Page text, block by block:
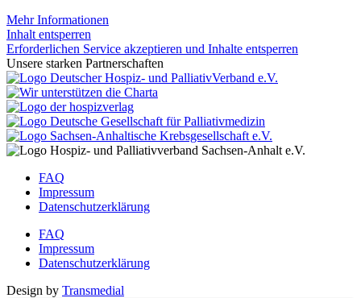
Mehr Informationen
Inhalt entsperren
Erforderlichen Service akzeptieren und Inhalte entsperren
Unsere starken Partnerschaften
FAQ
Impressum
Datenschutzerklärung
FAQ
Impressum
Datenschutzerklärung
Design by Transmedial